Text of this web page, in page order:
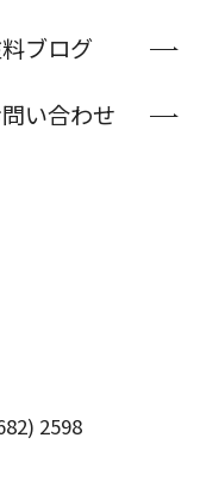
2598
ブログ
い合わせ